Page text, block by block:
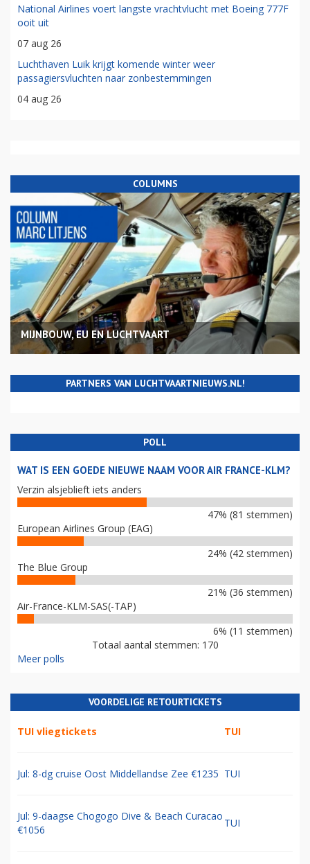
National Airlines voert langste vrachtvlucht met Boeing 777F
ooit uit
07 aug 26
Luchthaven Luik krijgt komende winter weer
passagiersvluchten naar zonbestemmingen
04 aug 26
COLUMNS
MIJNBOUW, EU EN LUCHTVAART
PARTNERS VAN LUCHTVAARTNIEUWS.NL!
POLL
WAT IS EEN GOEDE NIEUWE NAAM VOOR AIR FRANCE-KLM?
Verzin alsjeblieft iets anders
47% (81 stemmen)
European Airlines Group (EAG)
24% (42 stemmen)
The Blue Group
21% (36 stemmen)
Air-France-KLM-SAS(-TAP)
6% (11 stemmen)
Totaal aantal stemmen: 170
Meer polls
VOORDELIGE RETOURTICKETS
TUI vliegtickets TUI
Jul: 8-dg cruise Oost Middellandse Zee €1235 TUI
Jul: 9-daagse Chogogo Dive & Beach Curacao
€1056
TUI